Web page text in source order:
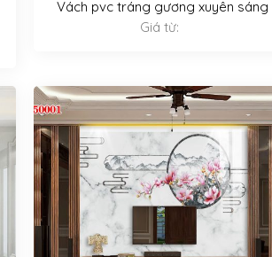
Vách pvc tráng gương xuyên sáng
Giá từ: